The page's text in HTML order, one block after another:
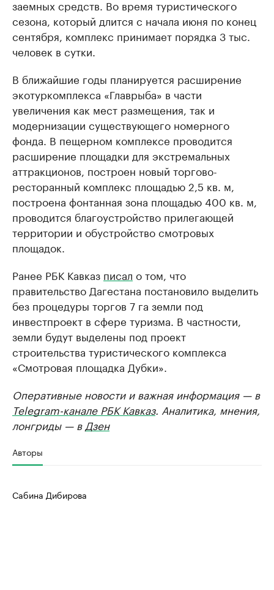
заемных средств. Во время туристического
сезона, который длится с начала июня по конец
сентября, комплекс принимает порядка 3 тыс.
человек в сутки.
В ближайшие годы планируется расширение
экотуркомплекса «Главрыба» в части
увеличения как мест размещения, так и
модернизации существующего номерного
фонда. В пещерном комплексе проводится
расширение площадки для экстремальных
аттракционов, построен новый торгово-
ресторанный комплекс площадью 2,5 кв. м,
построена фонтанная зона площадью 400 кв. м,
проводится благоустройство прилегающей
территории и обустройство смотровых
площадок.
Ранее РБК Кавказ писал о том, что
правительство Дагестана постановило выделить
без процедуры торгов 7 га земли под
инвестпроект в сфере туризма. В частности,
земли будут выделены под проект
строительства туристического комплекса
«Смотровая площадка Дубки».
Оперативные новости и важная информация — в
Telegram-канале РБК Кавказ. Аналитика, мнения,
лонгриды — в Дзен
Авторы
Сабина Дибирова